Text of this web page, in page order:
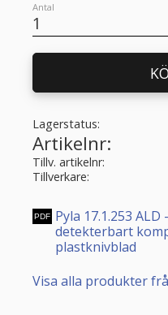
Antal
Lagerstatus
Artikelnr
Tillv. artikelnr
Tillverkare
Pyla 17.1.253
detekterbart
plastknivblad
Visa alla produkter